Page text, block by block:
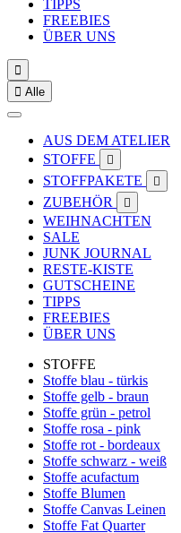
TIPPS
FREEBIES
ÜBER UNS

 Alle
AUS DEM ATELIER
STOFFE

STOFFPAKETE 
ZUBEHÖR 
WEIHNACHTEN
SALE
JUNK JOURNAL
RESTE-KISTE
GUTSCHEINE
TIPPS
FREEBIES
ÜBER UNS
STOFFE
Stoffe blau - türkis
Stoffe gelb - braun
Stoffe grün - petrol
Stoffe rosa - pink
Stoffe rot - bordeaux
Stoffe schwarz - weiß
Stoffe acufactum
Stoffe Blumen
Stoffe Canvas Leinen
Stoffe Fat Quarter